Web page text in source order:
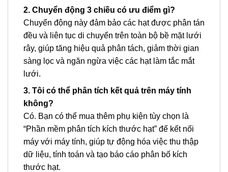
2. Chuyển động 3 chiều có ưu điểm gì?
Chuyển động này đảm bảo các hạt được phân tán
đều và liên tục di chuyển trên toàn bộ bề mặt lưới
rây, giúp tăng hiệu quả phân tách, giảm thời gian
sàng lọc và ngăn ngừa việc các hạt làm tắc mắt
lưới.
3. Tôi có thể phân tích kết quả trên máy tính
không?
Có. Bạn có thể mua thêm phụ kiện tùy chọn là
“Phần mềm phân tích kích thước hạt” để kết nối
máy với máy tính, giúp tự động hóa việc thu thập
dữ liệu, tính toán và tạo báo cáo phân bố kích
thước hạt.